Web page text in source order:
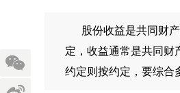
股份收益是共同财产
定，收益通常是共同财
约定则按约定，要综合